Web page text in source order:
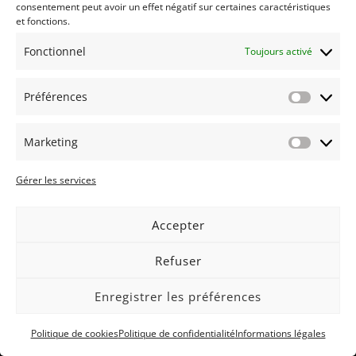
consentement peut avoir un effet négatif sur certaines caractéristiques
et fonctions.
Fonctionnel Toujours activé
Préférences
Marketing
Gérer les services
Accepter
Refuser
Enregistrer les préférences
Politique de cookiesPolitique de confidentialitéInformations légales
opales de feu et diamants
5 360€ TTC